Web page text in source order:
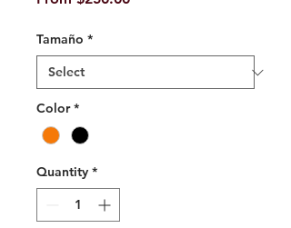
Tamaño *
Color *
Quantity *